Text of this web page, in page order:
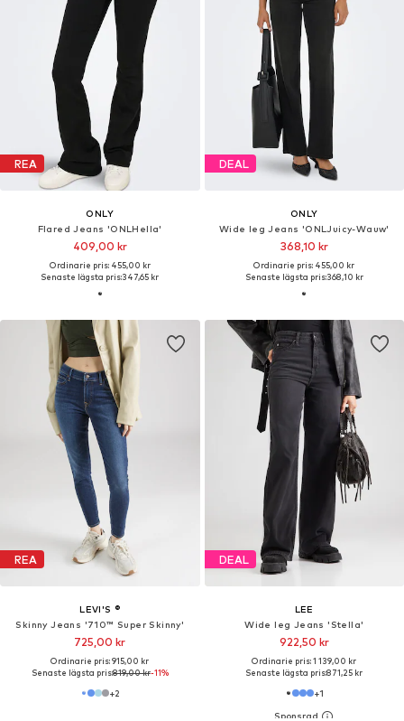
REA
ONLY
Flared Jeans 'ONLHella'
409,00 kr
Ordinarie pris: 455,00 kr
Senaste lägsta pris:347,65 kr
DEAL
ONLY
Wide leg Jeans 'ONLJuicy-Wauw'
368,10 kr
Ordinarie pris: 455,00 kr
Senaste lägsta pris:368,10 kr
REA
LEVI'S ®
Skinny Jeans '710™ Super Skinny'
725,00 kr
Ordinarie pris: 915,00 kr
Senaste lägsta pris:819,00 kr-11%
+2
DEAL
LEE
Wide leg Jeans 'Stella'
922,50 kr
Ordinarie pris: 1 139,00 kr
Senaste lägsta pris:871,25 kr
+1